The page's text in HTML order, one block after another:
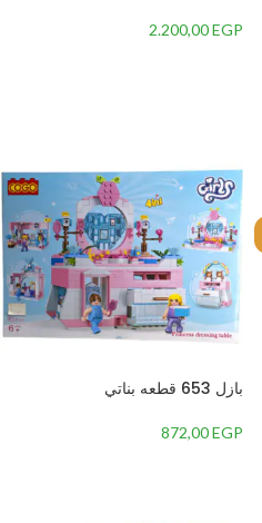
2.200,00EGP
بازل 653 قطعه بناتي
872,00EGP